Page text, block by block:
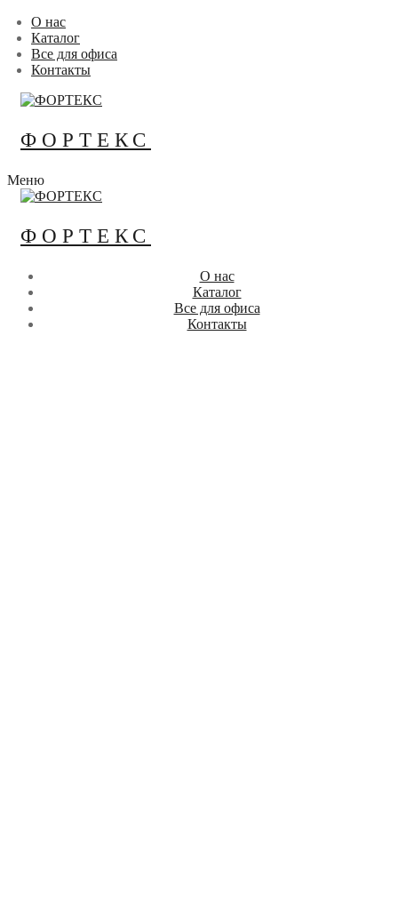
Перейти
содержимому
Меню
Закрыть
О нас
Каталог
Все для офиса
Контакты
ФОРТЕКС
Меню
ФОРТЕКС
О нас
Каталог
Все для офиса
Контакты